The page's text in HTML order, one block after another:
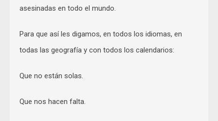
asesinadas en todo el mundo.
Para que así les digamos, en todos los idiomas, en
todas las geografía y con todos los calendarios:
Que no están solas.
Que nos hacen falta.